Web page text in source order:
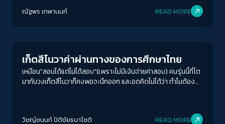
ณัฐพร เทพานนท์ READ MORE
เก็ตสึโนวาค่าผ่านทางของการศึกษาไทย
เหมือน"สอบได้แต่ไม่ได้สอบ"(เพราะไม่มีเงินจ่ายค่าสอบ) คนรุ่นนี้ที่โต
มากับวงเก็ตสึโนวาก็คงพอจะนึกออก และอดคิดไม่ได้ว่า ทำไมต้อง
วิชญ์ช​นนท์​ ปิติ​ชัย​ธ​นา​โชติ​ READ MORE